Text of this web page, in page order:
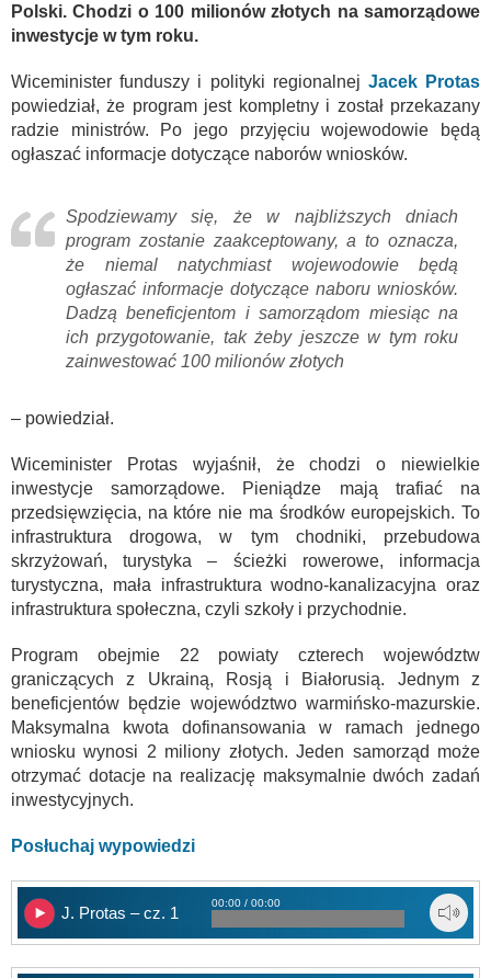
Polski. Chodzi o 100 milionów złotych na samorządowe
inwestycje w tym roku.
Wiceminister funduszy i polityki regionalnej Jacek Protas
powiedział, że program jest kompletny i został przekazany
radzie ministrów. Po jego przyjęciu wojewodowie będą
ogłaszać informacje dotyczące naborów wniosków.
Spodziewamy się, że w najbliższych dniach
program zostanie zaakceptowany, a to oznacza,
że niemal natychmiast wojewodowie będą
ogłaszać informacje dotyczące naboru wniosków.
Dadzą beneficjentom i samorządom miesiąc na
ich przygotowanie, tak żeby jeszcze w tym roku
zainwestować 100 milionów złotych
– powiedział.
Wiceminister Protas wyjaśnił, że chodzi o niewielkie
inwestycje samorządowe. Pieniądze mają trafiać na
przedsięwzięcia, na które nie ma środków europejskich. To
infrastruktura drogowa, w tym chodniki, przebudowa
skrzyżowań, turystyka – ścieżki rowerowe, informacja
turystyczna, mała infrastruktura wodno-kanalizacyjna oraz
infrastruktura społeczna, czyli szkoły i przychodnie.
Program obejmie 22 powiaty czterech województw
graniczących z Ukrainą, Rosją i Białorusią. Jednym z
beneficjentów będzie województwo warmińsko-mazurskie.
Maksymalna kwota dofinansowania w ramach jednego
wniosku wynosi 2 miliony złotych. Jeden samorząd może
otrzymać dotacje na realizację maksymalnie dwóch zadań
inwestycyjnych.
Posłuchaj wypowiedzi
J. Protas – cz. 1
00:00 / 00:00